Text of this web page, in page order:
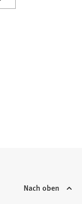
Nach oben